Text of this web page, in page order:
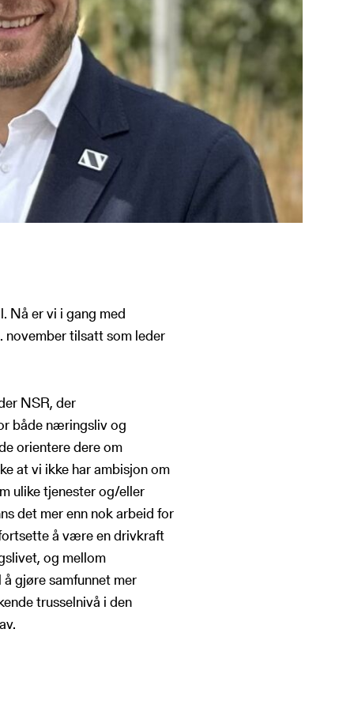
Nå er vi i gang med
november tilsatt som leder
NSR, der
både næringsliv og
orientere dere om
at vi ikke har ambisjon om
ulike tjenester og/eller
det mer enn nok arbeid for
å være en drivkraft
og mellom
gjøre samfunnet mer
trusselnivå i den